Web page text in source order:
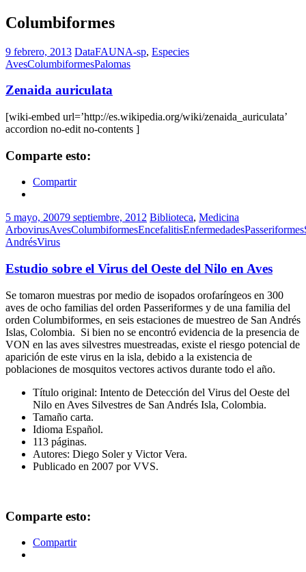
Columbiformes
9 febrero, 2013 DataFAUNA-sp, Especies
AvesColumbiformesPalomas
Zenaida auriculata
[wiki-embed url=’http://es.wikipedia.org/wiki/zenaida_auriculata’
accordion no-edit no-contents ]
Comparte esto:
Compartir
5 mayo, 20079 septiembre, 2012 Biblioteca, Medicina
ArbovirusAvesColumbiformesEncefalitisEnfermedadesPasseriformes
AndrésVirus
Estudio sobre el Virus del Oeste del Nilo en Aves
Se tomaron muestras por medio de isopados orofaríngeos en 300
aves de ocho familias del orden Passeriformes y de una familia del
orden Columbiformes, en seis estaciones de muestreo de San Andrés
Islas, Colombia. Si bien no se encontró evidencia de la presencia de
VON en las aves silvestres muestreadas, existe el riesgo potencial de
aparición de este virus en la isla, debido a la existencia de
poblaciones de mosquitos vectores activos durante todo el año.
Título original: Intento de Detección del Virus del Oeste del
Nilo en Aves Silvestres de San Andrés Isla, Colombia.
Tamaño carta.
Idioma Español.
113 páginas.
Autores: Diego Soler y Victor Vera.
Publicado en 2007 por VVS.
Comparte esto:
Compartir